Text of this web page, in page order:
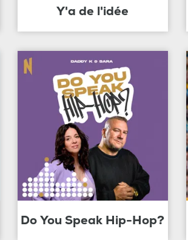
Y'a de l'idée
Do You Speak Hip-Hop?